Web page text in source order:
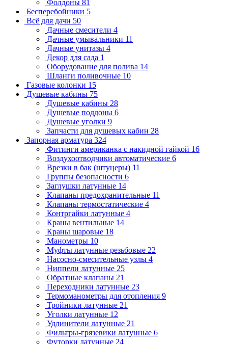
Фолдоны 81
Бесперебойники 5
Всё для дачи 50
Дачные смесители 4
Дачные умывальники 11
Дачные унитазы 4
Декор для сада 1
Оборудование для полива 14
Шланги поливочные 10
Газовые колонки 15
Душевые кабины 75
Душевые кабины 28
Душевые поддоны 6
Душевые уголки 9
Запчасти для душевых кабин 28
Запорная арматура 324
Фитинги американка с накидной гайкой 16
Воздухоотводчики автоматические 6
Врезки в бак (штуцеры) 11
Группы безопасности 6
Заглушки латунные 14
Клапаны предохранительные 11
Клапаны термостатические 4
Контргайки латунные 4
Краны вентильные 14
Краны шаровые 18
Манометры 10
Муфты латунные резьбовые 22
Насосно-смесительные узлы 4
Ниппели латунные 25
Обратные клапаны 21
Переходники латунные 23
Термоманометры для отопления 9
Тройники латунные 21
Уголки латунные 12
Удлинители латунные 21
Фильтры-грязевики латунные 6
Футорки латунные 24